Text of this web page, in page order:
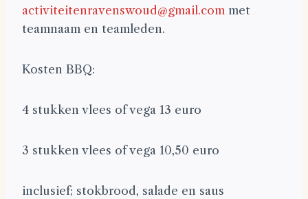
activiteitenravenswoud@gmail.com met
teamnaam en teamleden.
Kosten BBQ:
4 stukken vlees of vega 13 euro
3 stukken vlees of vega 10,50 euro
inclusief; stokbrood, salade en saus